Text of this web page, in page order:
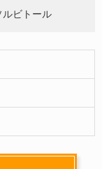
ルビトール